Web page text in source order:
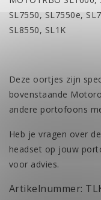
SL7550, SL7550e,
SL8550, SL1K
Deze oortjes zijn
bovenstaande
andere portofoons
Heb je vragen over
headset op jouw
voor advies.
Artikelnummer: